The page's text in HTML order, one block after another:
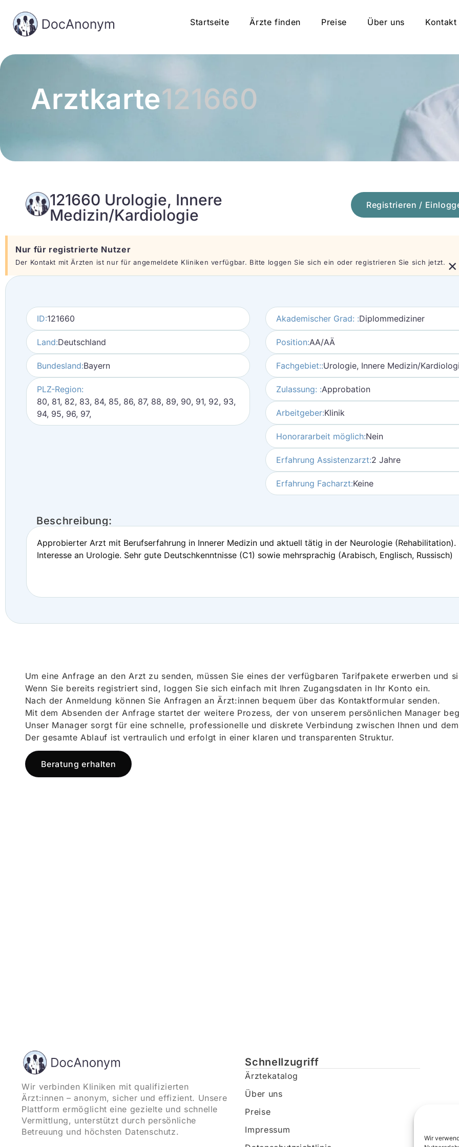
Wir
Startseite Ärzte finden Preise Über uns Kontakt
Arztkarte121660
121660 Urologie, Innere
Medizin/Kardiologie
Registrieren /
Nur für registrierte Nutzer
Der Kontakt mit Ärzten ist nur für angemeldete Kliniken verfügbar. Bitte loggen Sie sich ein oder registrieren Sie sich jetzt. ×
ID:121660
Land:Deutschland
Bundesland:Bayern
PLZ-Region:
80, 81, 82, 83, 84, 85, 86, 87, 88, 89, 90, 91, 92, 93,
94, 95, 96, 97,
Akademischer Grad: :Diplommediziner
Position:AA/AÄ
Fachgebiet::Urologie, Innere Medizin/
Zulassung: :Approbation
Arbeitgeber:Klinik
Honorararbeit möglich:Nein
Erfahrung Assistenzarzt:2 Jahre
Erfahrung Facharzt:Keine
Beschreibung:
Approbierter Arzt mit Berufserfahrung in Innerer Medizin und aktuell tätig in der Neurologie (Rehabilitation).
Interesse an Urologie. Sehr gute Deutschkenntnisse (C1) sowie mehrsprachig (Arabisch, Englisch, Russisch)
Um eine Anfrage an den Arzt zu senden, müssen Sie eines der verfügbaren Tarifpakete erwerben und
Wenn Sie bereits registriert sind, loggen Sie sich einfach mit Ihren Zugangsdaten in Ihr Konto ein.
Nach der Anmeldung können Sie Anfragen an Ärzt:innen bequem über das Kontaktformular senden.
Mit dem Absenden der Anfrage startet der weitere Prozess, der von unserem persönlichen Manager
Unser Manager sorgt für eine schnelle, professionelle und diskrete Verbindung zwischen Ihnen und
Der gesamte Ablauf ist vertraulich und erfolgt in einer klaren und transparenten Struktur.
Beratung erhalten
Wir verbinden Kliniken mit qualifizierten
Ärzt:innen – anonym, sicher und effizient. Unsere
Plattform ermöglicht eine gezielte und schnelle
Vermittlung, unterstützt durch persönliche
Betreuung und höchsten Datenschutz.
Schnellzugriff
Ärztekatalog
Über uns
Preise
Impressum